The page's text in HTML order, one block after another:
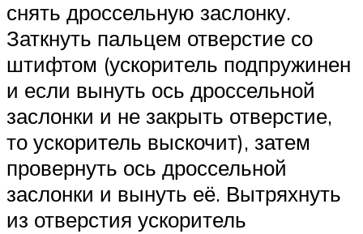
снять дроссельную заслонку.
Заткнуть пальцем отверстие со
штифтом (ускоритель подпружинен
и если вынуть ось дроссельной
заслонки и не закрыть отверстие,
то ускоритель выскочит), затем
провернуть ось дроссельной
заслонки и вынуть её. Вытряхнуть
из отверстия ускоритель